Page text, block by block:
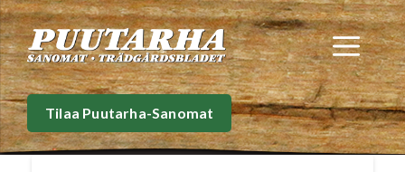
Siirry
sisältöön
Tilaa Puutarha-Sanomat